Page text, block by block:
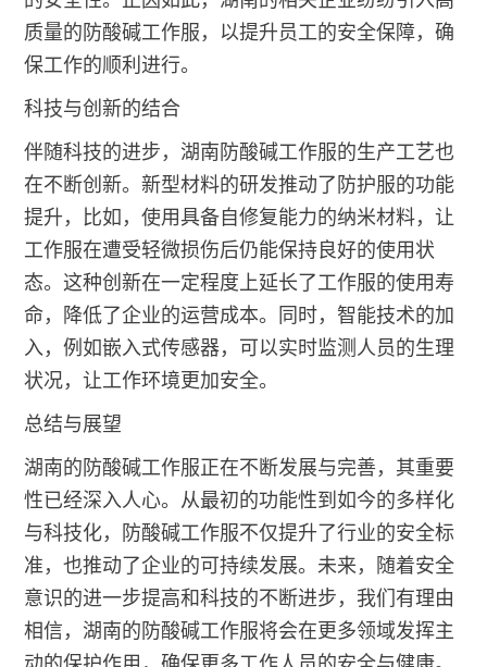
质量的防酸碱工作服，以提升员工的安全保障，确
保工作的顺利进行。
科技与创新的结合
伴随科技的进步，湖南防酸碱工作服的生产工艺也
在不断创新。新型材料的研发推动了防护服的功能
提升，比如，使用具备自修复能力的纳米材料，让
工作服在遭受轻微损伤后仍能保持良好的使用状
态。这种创新在一定程度上延长了工作服的使用寿
命，降低了企业的运营成本。同时，智能技术的加
入，例如嵌入式传感器，可以实时监测人员的生理
状况，让工作环境更加安全。
总结与展望
湖南的防酸碱工作服正在不断发展与完善，其重要
性已经深入人心。从最初的功能性到如今的多样化
与科技化，防酸碱工作服不仅提升了行业的安全标
准，也推动了企业的可持续发展。未来，随着安全
意识的进一步提高和科技的不断进步，我们有理由
相信，湖南的防酸碱工作服将会在更多领域发挥主